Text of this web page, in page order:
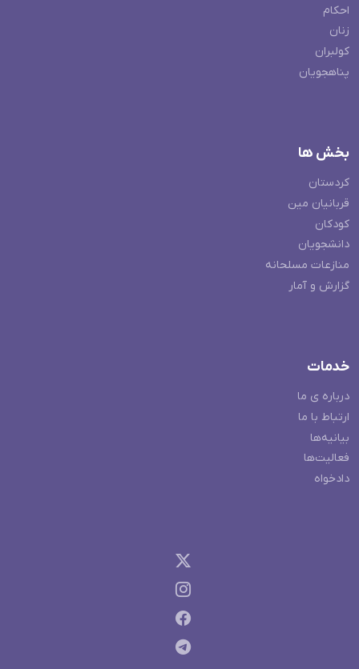
احکام
زنان
کولبران
پناهجویان
بخش ها
کردستان
قربانیان مین
کودکان
دانشجویان
منازعات مسلحانه
گزارش و آمار
خدمات
درباره ی ما
ارتباط با ما
بیانیه‌ها
فعالیت‌ها
دادخواه